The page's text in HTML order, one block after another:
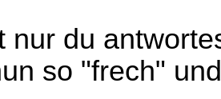
nur du
so "frech"